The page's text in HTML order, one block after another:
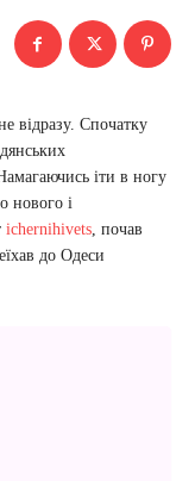
відразу. Спочатку
іти в ногу
нового і
ichernihivets, почав
до Одеси